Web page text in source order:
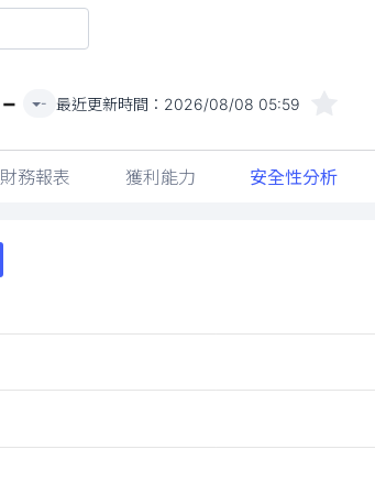
- - 最近更新時間： 2026/08/08 05:59
財務報表 獲利能力 安全性分析